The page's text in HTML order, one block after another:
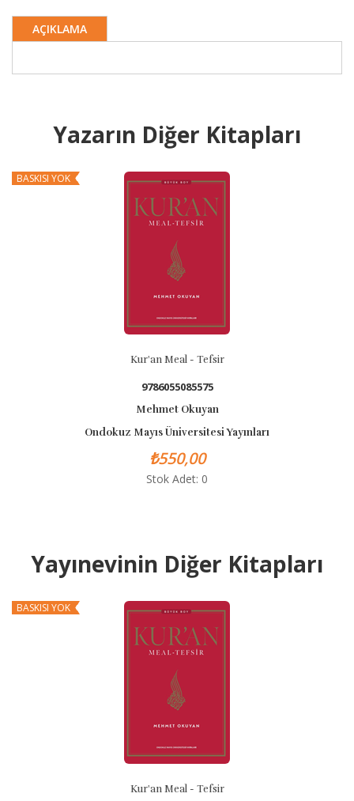
AÇIKLAMA
Yazarın Diğer Kitapları
BASKISI YOK
Kur'an Meal - Tefsir
9786055085575
Mehmet Okuyan
Ondokuz Mayıs Üniversitesi Yayınları
₺550,00
Stok Adet: 0
Yayınevinin Diğer Kitapları
BASKISI YOK
Kur'an Meal - Tefsir